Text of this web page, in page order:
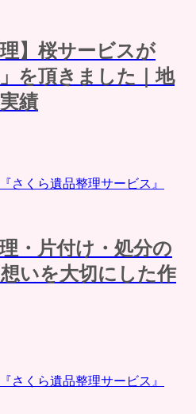
】桜サービスが
を頂きました｜地
績
さくら遺品整理サービス』
・片付け・処分の
いを大切にした作
さくら遺品整理サービス』